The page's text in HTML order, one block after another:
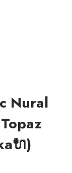
Nural